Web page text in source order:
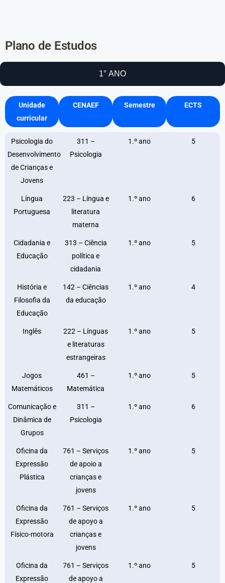
Plano de Estudos
1° ANO
Unidade
curricular
CENAEF Semestre ECTS
Psicologia do
Desenvolvimento
de Crianças e
Jovens
311 –
Psicologia
1.º ano 5
Língua
Portuguesa
223 – Língua e
literatura
materna
1.º ano 6
Cidadania e
Educação
313 – Ciência
política e
cidadania
1.º ano 5
História e
Filosofia da
Educação
142 – Ciências
da educação
1.º ano 4
Inglês
222 – Línguas
e literaturas
estrangeiras
1.º ano 5
Jogos
Matemáticos
461 –
Matemática
1.º ano 5
Comunicação e
Dinâmica de
Grupos
311 –
Psicologia
1.º ano 6
Oficina da
Expressão
Plástica
761 – Serviços
de apoio a
crianças e
jovens
1.º ano 5
Oficina da
Expressão
Físico-motora
761 – Serviços
de apoyo a
crianças e
jovens
1.º ano 5
Oficina da
Expressão
761 – Serviços
de apoyo a
1.º ano 5